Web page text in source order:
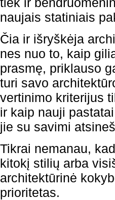
naujais statiniais
Čia ir išryškėja
nes nuo to, kaip
prasmę, priklauso
turi savo
vertinimo kriterijus
ir kaip nauji
jie su savimi
Tikrai nemanau,
kitokį stilių arba
architektūrinė
prioritetas.